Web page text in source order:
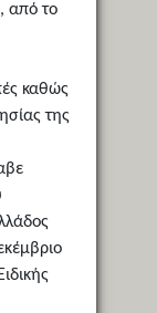
από το
καθώς
της